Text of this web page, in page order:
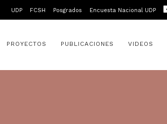
UDP FCSH Posgrados Encuesta Nacional UDP
PROYECTOS PUBLICACIONES VIDEOS